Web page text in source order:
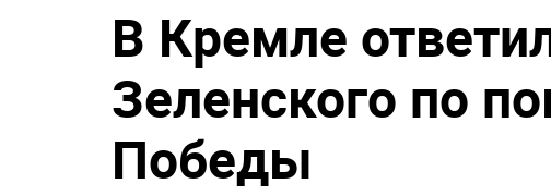
В Кремле
Зеленского по
Победы